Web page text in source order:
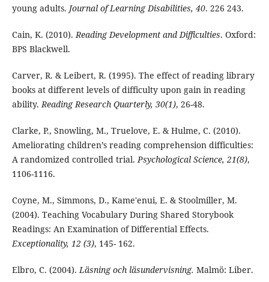
young adults. Journal of Learning Disabilities, 40. 226 243.
Cain, K. (2010). Reading Development and Difficulties. Oxford:
BPS Blackwell.
Carver, R. & Leibert, R. (1995). The effect of reading library
books at different levels of difficulty upon gain in reading
ability. Reading Research Quarterly, 30(1), 26-48.
Clarke, P., Snowling, M., Truelove, E. & Hulme, C. (2010).
Ameliorating children’s reading comprehension difficulties:
A randomized controlled trial. Psychological Science, 21(8),
1106-1116.
Coyne, M., Simmons, D., Kame'enui, E. & Stoolmiller, M.
(2004). Teaching Vocabulary During Shared Storybook
Readings: An Examination of Differential Effects.
Exceptionality, 12 (3), 145- 162.
Elbro, C. (2004). Läsning och läsundervisning. Malmö: Liber.